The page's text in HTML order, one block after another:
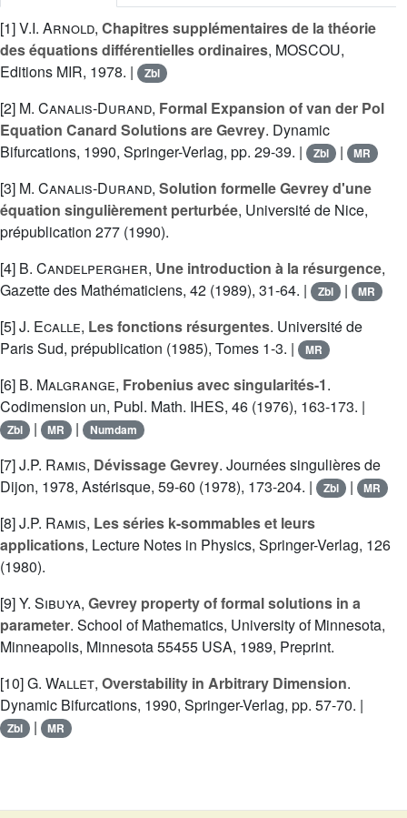
[1]V.I. Arnold, Chapitres supplémentaires de la théorie
des équations différentielles ordinaires, MOSCOU,
Editions MIR, 1978. |
Zbl
[2] M. Canalis-Durand, Formal Expansion of van der Pol
Equation Canard Solutions are Gevrey. Dynamic
Bifurcations, 1990, Springer-Verlag, pp. 29-39. |
Zbl | MR
[3] M. Canalis-Durand, Solution formelle Gevrey d'une
équation singulièrement perturbée, Université de Nice,
prépublication 277 (1990).
[4] B. Candelpergher, Une introduction à la résurgence,
Gazette des Mathématiciens, 42 (1989), 31-64. |
Zbl | MR
[5]J. Ecalle, Les fonctions résurgentes. Université de
Paris Sud, prépublication (1985), Tomes 1-3. |
MR
[6] B. Malgrange, Frobenius avec singularités-1.
Codimension un, Publ. Math. IHES, 46 (1976), 163-173. |
Zbl | MR | Numdam
[7]J.P. Ramis, Dévissage Gevrey. Journées singulières de
Dijon, 1978, Astérisque, 59-60 (1978), 173-204. |
Zbl | MR
[8]J.P. Ramis, Les séries k-sommables et leurs
applications, Lecture Notes in Physics, Springer-Verlag, 126
(1980).
[9]Y. Sibuya, Gevrey property of formal solutions in a
parameter. School of Mathematics, University of Minnesota,
Minneapolis, Minnesota 55455 USA, 1989, Preprint.
[10]G. Wallet, Overstability in Arbitrary Dimension.
Dynamic Bifurcations, 1990, Springer-Verlag, pp. 57-70. |
Zbl | MR